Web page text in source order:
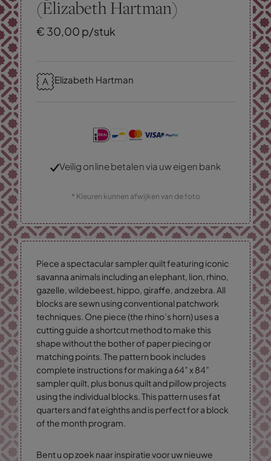
(Elizabeth Hartman)
€ 30,00 p/stuk
Elizabeth Hartman
Veilig online betalen via uw eigen bank
* Kleuren kunnen afwijken van de foto
Piece a spectacular sampler quilt featuring iconic
savanna animals including an elephant, lion, rhino,
gazelle, wildebeest, hippo, giraffe, and zebra. All
blocks are sewn using conventional patchwork
techniques. One piece (the rhino’s horn) uses a
cutting guide a shortcut method to make this
shape without the bother of paper piecing or
matching points. The pattern book includes
complete instructions for making a 64” x 84”
sampler quilt, plus bonus quilt and pillow projects
using the individual blocks. This pattern uses fat
quarters and fat eighths and is perfect for a block
of the month program.
Bent u op zoek naar inspiratie voor uw nieuwe